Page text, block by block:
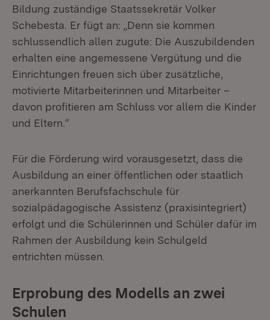
Bildung zuständige Staatssekretär Volker
Schebesta. Er fügt an: „Denn sie kommen
schlussendlich allen zugute: Die Auszubildenden
erhalten eine angemessene Vergütung und die
Einrichtungen freuen sich über zusätzliche,
motivierte Mitarbeiterinnen und Mitarbeiter –
davon profitieren am Schluss vor allem die Kinder
und Eltern.“
Für die Förderung wird vorausgesetzt, dass die
Ausbildung an einer öffentlichen oder staatlich
anerkannten Berufsfachschule für
sozialpädagogische Assistenz (praxisintegriert)
erfolgt und die Schülerinnen und Schüler dafür im
Rahmen der Ausbildung kein Schulgeld
entrichten müssen.
Erprobung des Modells an zwei
Schulen